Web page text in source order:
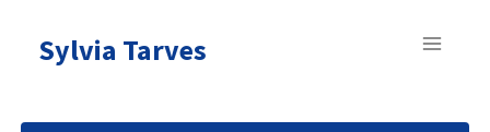
Inhalt
springen
Sylvia Tarves